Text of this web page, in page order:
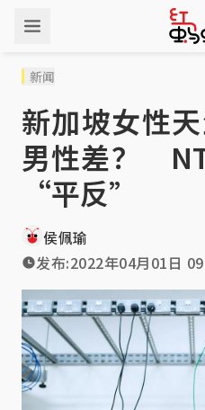
新闻
新加坡女性
男性差？
“平反”
侯佩瑜
发布:2022年04月01日